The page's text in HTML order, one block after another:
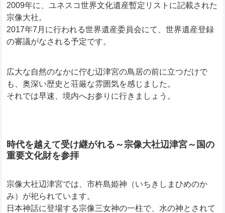
2009年に、ユネスコ世界文化遺産暫定リストに記載された
宗像大社。
2017年7月に行われる世界遺産委員会にて、世界遺産登録
の審議がなされる予定です。
広大な自然のなかに佇む辺津宮の鳥居の前に立つだけで
も、奥深い歴史と荘厳な雰囲気を感じました。
それでは早速、境内へお参りに行きましょう。
時代を越えて受け継がれる～宗像大社辺津宮～国の
重要文化財を参拝
宗像大社辺津宮では、市杵島姫神（いちきしまひめのか
み）が祀られています。
日本神話に登場する宗像三女神の一柱で、水の神とされて